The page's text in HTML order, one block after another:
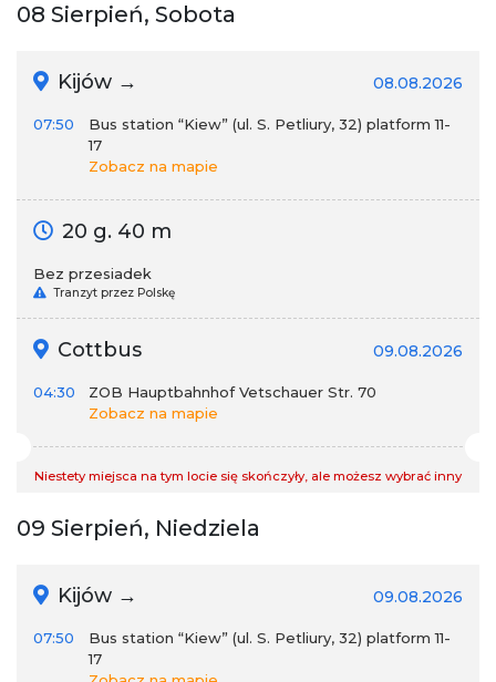
08 Sierpień, Sobota
Kijów → 08.08.2026
07:50
Bus station “Kiew” (ul. S. Petliury, 32) platform 11-
17
Zobacz na mapie
20 g. 40 m
Bez przesiadek
Tranzyt przez Polskę
Cottbus 09.08.2026
04:30
ZOB Hauptbahnhof Vetschauer Str. 70
Zobacz na mapie
Niestety miejsca na tym locie się skończyły, ale możesz wybrać inny
09 Sierpień, Niedziela
Kijów → 09.08.2026
07:50
Bus station “Kiew” (ul. S. Petliury, 32) platform 11-
17